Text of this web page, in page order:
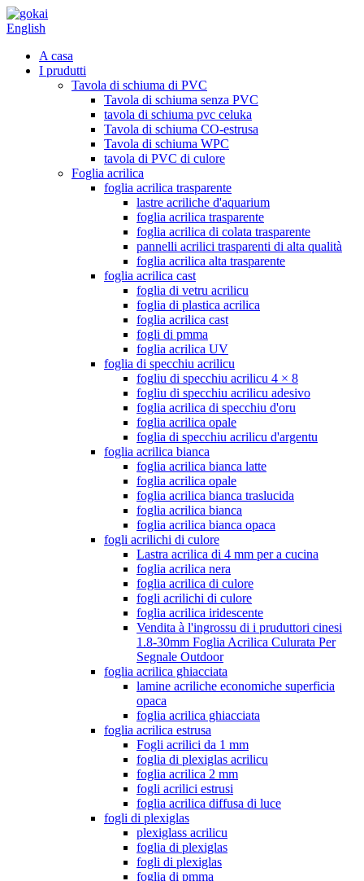
English
A casa
I prudutti
Tavola di schiuma di PVC
Tavola di schiuma senza PVC
tavola di schiuma pvc celuka
Tavola di schiuma CO-estrusa
Tavola di schiuma WPC
tavola di PVC di culore
Foglia acrilica
foglia acrilica trasparente
lastre acriliche d'aquarium
foglia acrilica trasparente
foglia acrilica di colata trasparente
pannelli acrilici trasparenti di alta qualità
foglia acrilica alta trasparente
foglia acrilica cast
foglia di vetru acrilicu
foglia di plastica acrilica
foglia acrilica cast
fogli di pmma
foglia acrilica UV
foglia di specchiu acrilicu
fogliu di specchiu acrilicu 4 × 8
fogliu di specchiu acrilicu adesivo
foglia acrilica di specchiu d'oru
foglia acrilica opale
foglia di specchiu acrilicu d'argentu
foglia acrilica bianca
foglia acrilica bianca latte
foglia acrilica opale
foglia acrilica bianca traslucida
foglia acrilica bianca
foglia acrilica bianca opaca
fogli acrilichi di culore
Lastra acrilica di 4 mm per a cucina
foglia acrilica nera
foglia acrilica di culore
fogli acrilichi di culore
foglia acrilica iridescente
Vendita à l'ingrossu di i pruduttori cinesi
1.8-30mm Foglia Acrilica Culurata Per
Segnale Outdoor
foglia acrilica ghiacciata
lamine acriliche economiche superficia
opaca
foglia acrilica ghiacciata
foglia acrilica estrusa
Fogli acrilici da 1 mm
foglia di plexiglas acrilicu
foglia acrilica 2 mm
fogli acrilici estrusi
foglia acrilica diffusa di luce
fogli di plexiglas
plexiglass acrilicu
foglia di plexiglas
fogli di plexiglas
foglia di pmma